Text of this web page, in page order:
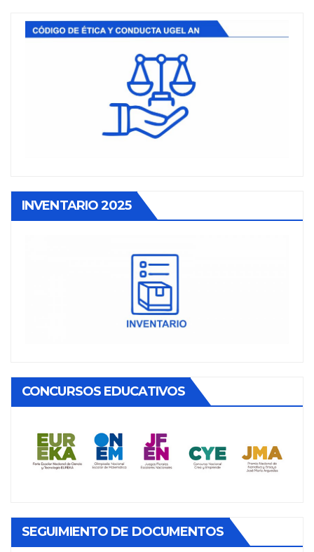
INVENTARIO 2025
CONCURSOS EDUCATIVOS
SEGUIMIENTO DE DOCUMENTOS